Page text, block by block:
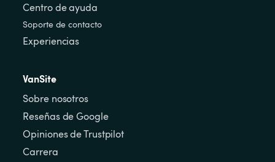
Centro de ayuda
Soporte de contacto
Experiencias
VanSite
Sobre nosotros
Reseñas de Google
Opiniones de Trustpilot
Carrera